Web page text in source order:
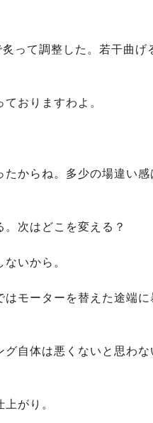
って調整した。若干曲げ
おりますわよ。
からね。多少の場違い感
次はどこを変える？
いから。
モーターを替えた途端に
自体は悪くないと思わな
がり。